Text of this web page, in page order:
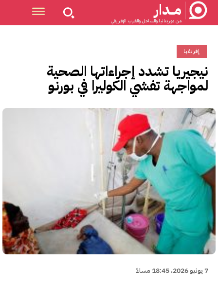
مــدار
من موريتانيا والساحل والغرب الإفريقي
إفريقيا
نيجيريا تشدد إجراءاتها الصحية
لمواجهة تفشي الكوليرا في بورنو
7 يونيو 2026، 18:45 مساءً